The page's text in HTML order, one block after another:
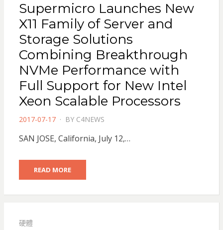
Supermicro Launches New
X11 Family of Server and
Storage Solutions
Combining Breakthrough
NVMe Performance with
Full Support for New Intel
Xeon Scalable Processors
POSTED
2017-07-17 BY C4NEWS
SAN JOSE, California, July 12,…
READ MORE
硬體